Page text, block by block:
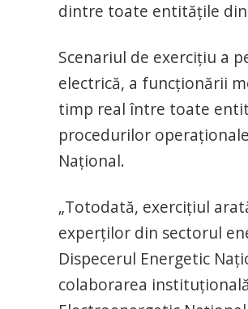
dintre toate entităţile din
Scenariul de exerciţiu a
electrică, a funcţionării
timp real între toate
procedurilor
Naţional.
„Totodată, exerciţiul
experţilor din sectorul
Dispecerul Energetic
colaborarea